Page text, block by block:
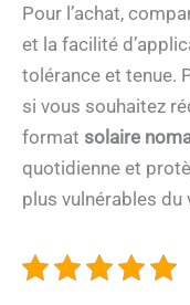
Pour l’achat,
et la facilité
tolérance et tenue.
si vous souhaitez
format solaire
quotidienne et
plus vulnérables du